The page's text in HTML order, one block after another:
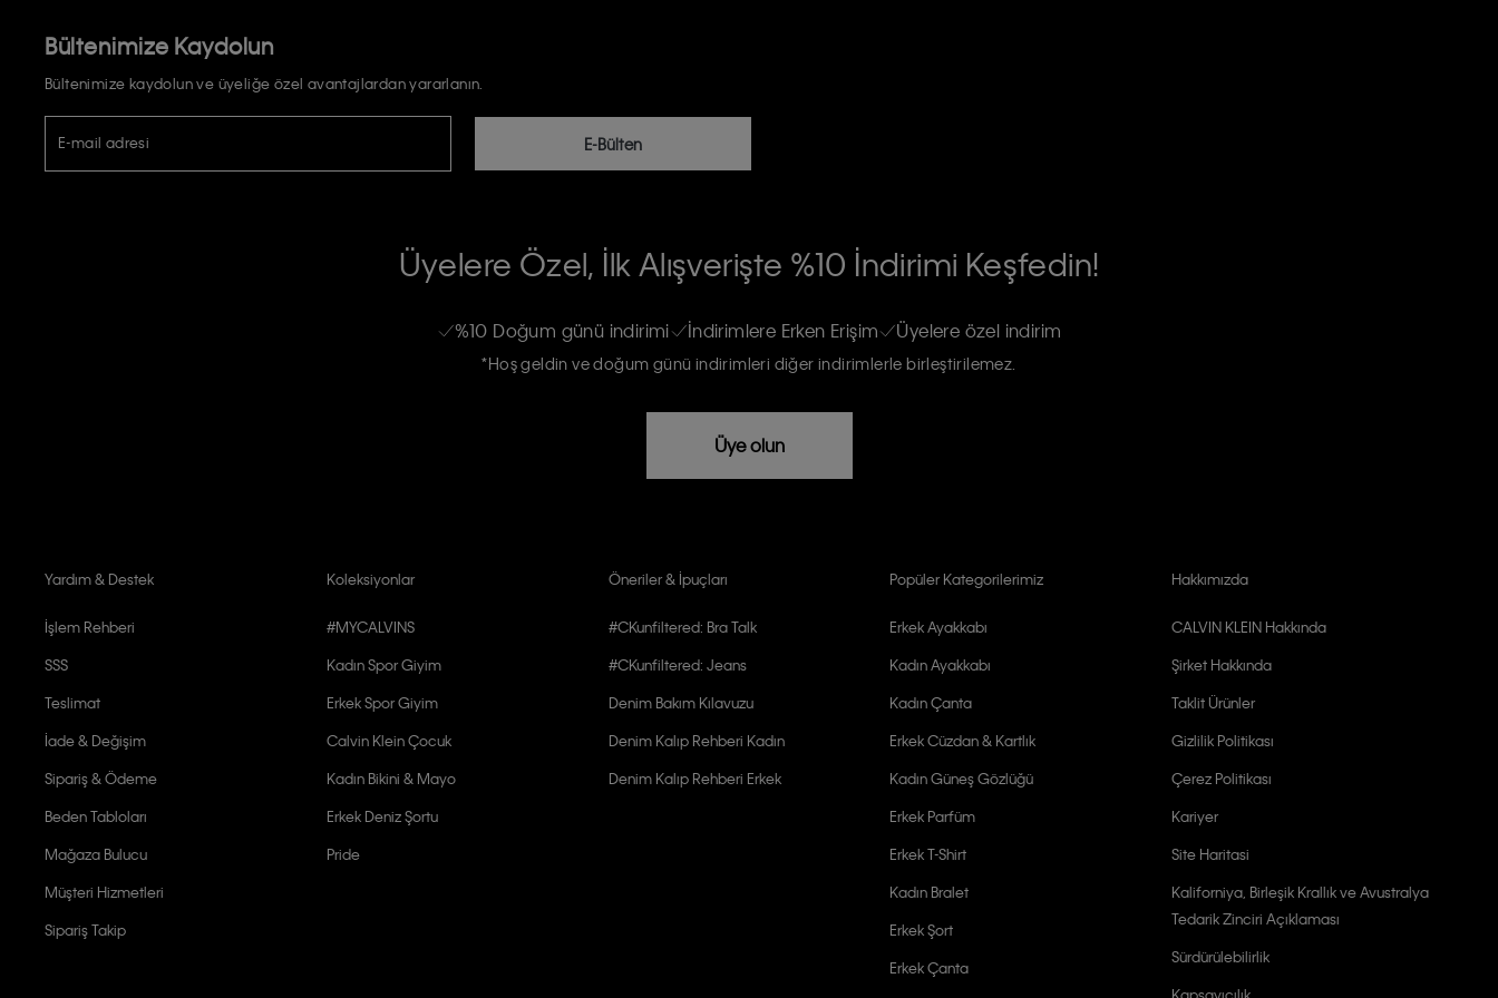
Bültenimize Kaydolun
Bültenimize kaydolun ve üyeliğe özel avantajlardan yararlanın.
E-mail adresi E-Bülten
Calvin Klein e-bültenine abone olarak, kişisel verilerimin Calvin Klein tarafına gönderileceğinin ve güncel ürün,
Üyelere Özel, İlk Alışverişte %10 İndirimi Keşfedin!
%10 Doğum günü indirimi İndirimlere Erken Erişim Üyelere özel indirim
*Hoş geldin ve doğum günü indirimleri diğer indirimlerle birleştirilemez.
Üye olun
Yardım & Destek
İşlem Rehberi
SSS
Teslimat
İade & Değişim
Sipariş & Ödeme
Beden Tabloları
Mağaza Bulucu
Müşteri Hizmetleri
Sipariş Takip
Koleksiyonlar
#MYCALVINS
Kadın Spor Giyim
Erkek Spor Giyim
Calvin Klein Çocuk
Kadın Bikini & Mayo
Erkek Deniz Şortu
Pride
Öneriler & İpuçları
#CKunfiltered: Bra Talk
#CKunfiltered: Jeans
Denim Bakım Kılavuzu
Denim Kalıp Rehberi Kadın
Denim Kalıp Rehberi Erkek
Popüler Kategorilerimiz
Erkek Ayakkabı
Kadın Ayakkabı
Kadın Çanta
Erkek Cüzdan & Kartlık
Kadın Güneş Gözlüğü
Erkek Parfüm
Erkek T-Shirt
Kadın Bralet
Erkek Şort
Erkek Çanta
Hakkımızda
CALVIN KLEIN Hakkında
Şirket Hakkında
Taklit Ürünler
Gizlilik Politikası
Çerez Politikası
Kariyer
Site Haritasi
Kaliforniya, Birleşik Krallık ve Avustralya
Tedarik Zinciri Açıklaması
Sürdürülebilirlik